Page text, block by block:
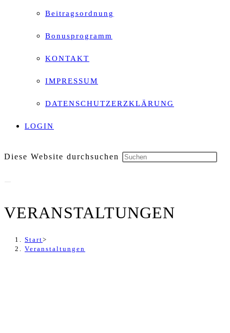
Beitragsordnung
Bonusprogramm
KONTAKT
IMPRESSUM
DATENSCHUTZERZKLÄRUNG
LOGIN
Diese Website durchsuchen
VERANSTALTUNGEN
Start>
Veranstaltungen